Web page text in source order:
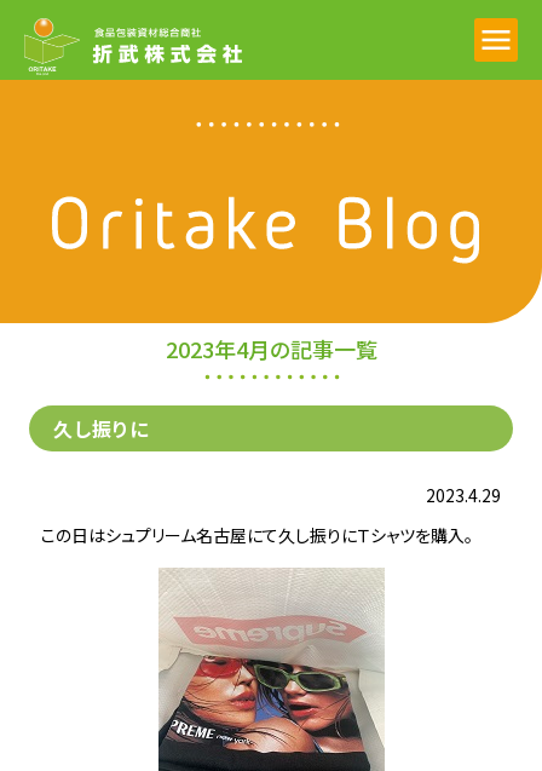
2023年4月の記事一覧
久し振りに
2023.4.29
この日はシュプリーム名古屋にて久し振りにＴシャツを購入。